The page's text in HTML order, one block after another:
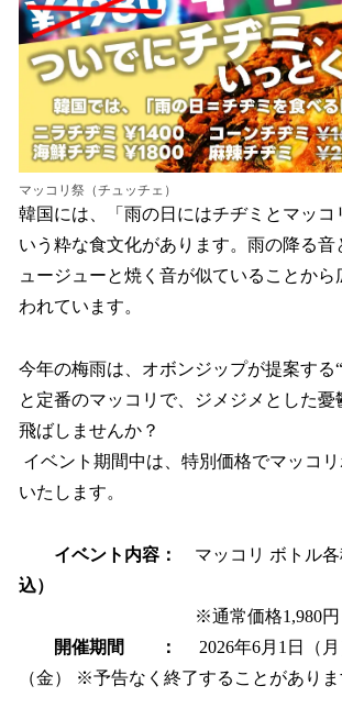
マッコリ祭（チュッチェ）
韓国には、「雨の日にはチヂミとマッコ
いう粋な食文化があります。雨の降る音
ュージューと焼く音が似ていることか
われています。
今年の梅雨は、オボンジップが提案する
と定番のマッコリで、ジメジメとした憂
飛ばしませんか？
イベント期間中は、特別価格でマッコ
いたします。
イベント内容： マッコリ ボトル
込）
※通常価格1,980円
開催期間 ：
2026年6月1日（
（金） ※予告なく終了することがありま